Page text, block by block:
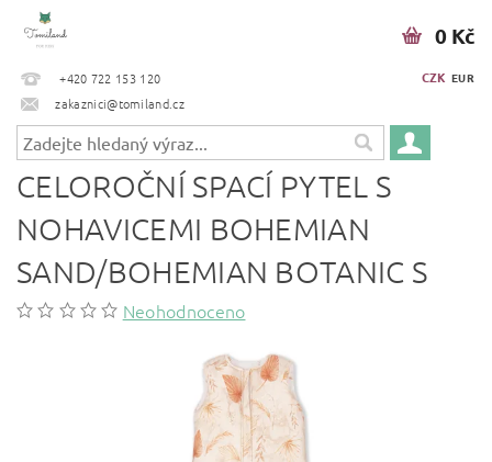
+420 722 153 120
zakaznici@tomiland.cz
CZK EUR
0 Kč
CELOROČNÍ SPACÍ PYTEL S
NOHAVICEMI BOHEMIAN
SAND/BOHEMIAN BOTANIC S
Neohodnoceno